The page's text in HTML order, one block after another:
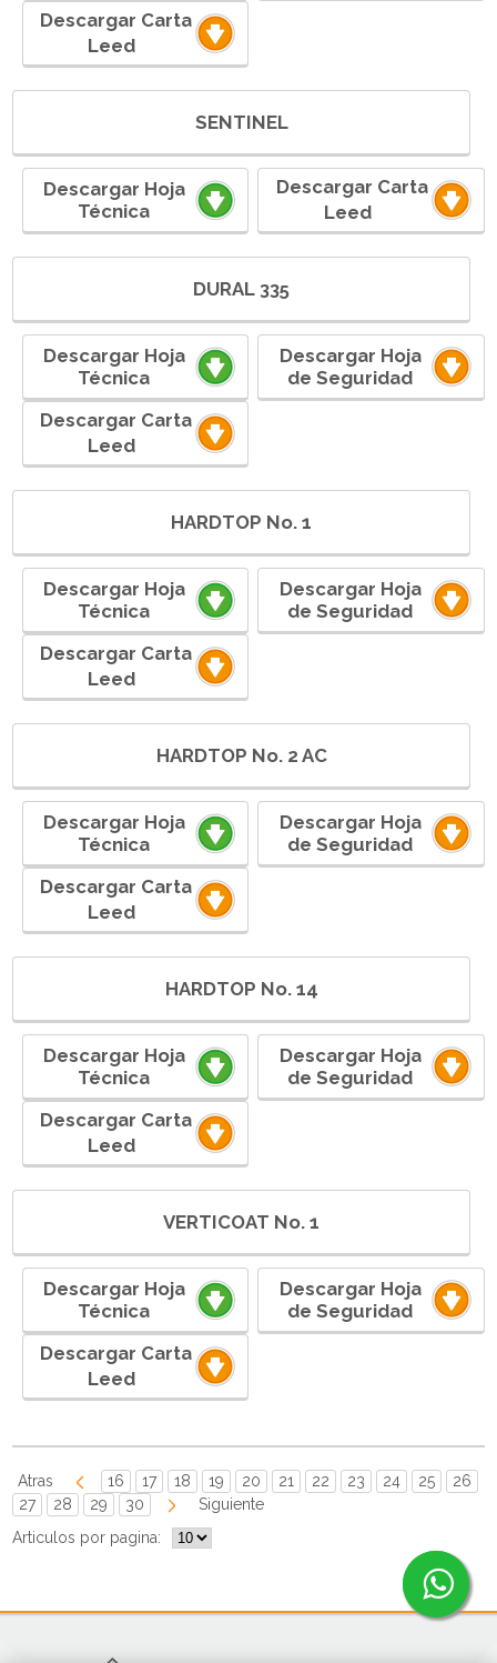
ㅤㅤ ㅤㅤㅤㅤㅤㅤDescargar Carta
Leedㅤ ㅤㅤㅤㅤㅤㅤ
SENTINEL
Descargar Hoja
Técnica
ㅤㅤ ㅤㅤㅤㅤㅤㅤDescargar Carta
Leedㅤ ㅤㅤㅤㅤㅤㅤ
DURAL 335
Descargar Hoja
Técnica
Descargar Hoja
de Seguridad
ㅤㅤ ㅤㅤㅤㅤㅤㅤDescargar Carta
Leedㅤ ㅤㅤㅤㅤㅤㅤ
HARDTOP No. 1
Descargar Hoja
Técnica
Descargar Hoja
de Seguridad
ㅤㅤ ㅤㅤㅤㅤㅤㅤDescargar Carta
Leedㅤ ㅤㅤㅤㅤㅤㅤ
HARDTOP No. 2 AC
Descargar Hoja
Técnica
Descargar Hoja
de Seguridad
ㅤㅤ ㅤㅤㅤㅤㅤㅤDescargar Carta
Leedㅤ ㅤㅤㅤㅤㅤㅤ
HARDTOP No. 14
Descargar Hoja
Técnica
Descargar Hoja
de Seguridad
ㅤㅤ ㅤㅤㅤㅤㅤㅤDescargar Carta
Leedㅤ ㅤㅤㅤㅤㅤㅤ
VERTICOAT No. 1
Descargar Hoja
Técnica
Descargar Hoja
de Seguridad
ㅤㅤ ㅤㅤㅤㅤㅤㅤDescargar Carta
Leedㅤ ㅤㅤㅤㅤㅤㅤ
Atras 16 17 18 19 20 21 22 23 24 25
26
27
28 29 30
Siguiente
Articulos por pagina: